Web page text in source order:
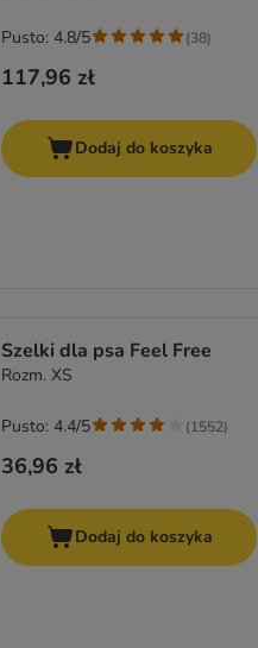
117,96 zł
Pusto: 4.8/5 (38)
Dodaj do koszyka
Szelki dla psa Feel Free
Rozm. XS
36,96 zł
Pusto: 4.4/5 (1552)
Dodaj do koszyka